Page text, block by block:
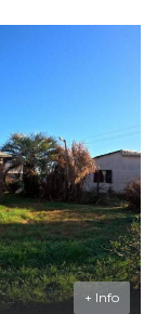
+ Info